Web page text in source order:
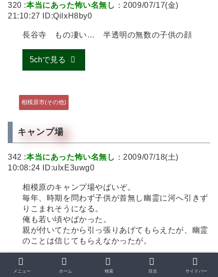
320 :本当にあった怖い名無し ：2009/07/17(金)
21:10:27 ID:QilxH8by0
長谷寺 もの凄い… 半透明の無数の子供の顔
5chで見る
相模原市(その他)
キャンプ場
342 :本当にあった怖い名無し ：2009/07/18(土)
10:08:24 ID:uIxE3uwg0
相模原のキャンプ場やばいぞ。
毎年、時期を問わず子供が首無し幽霊に河へ引きず
りこまれそうになる。
俺も若い頃やばかった。
親が付いてたから引っ張りあげてもらえたが、幽霊
のことは信じてもらえなかったが。
343 : 本当にあった怖い名無し
：2009/07/18(土)
10:56:01 ID:ux1u9QH9O
メニュー ホーム 検索 目次 サイドバー